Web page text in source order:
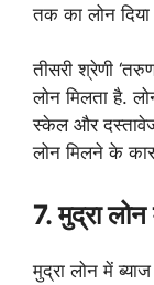
तक का लोन दिया
तीसरी श्रेणी
लोन मिलता है.
स्केल और
लोन मिलने के
7. मुद्रा
मुद्रा लोन में ब्याज